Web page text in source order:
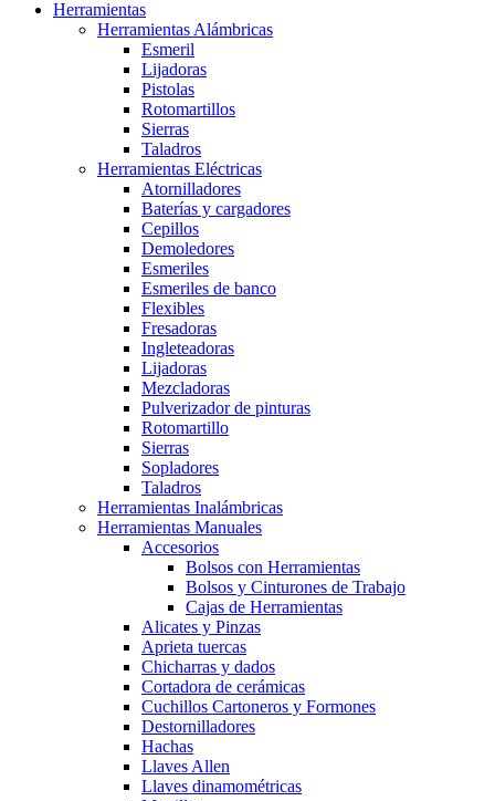
Herramientas
Herramientas Alámbricas
Esmeril
Lijadoras
Pistolas
Rotomartillos
Sierras
Taladros
Herramientas Eléctricas
Atornilladores
Baterías y cargadores
Cepillos
Demoledores
Esmeriles
Esmeriles de banco
Flexibles
Fresadoras
Ingleteadoras
Lijadoras
Mezcladoras
Pulverizador de pinturas
Rotomartillo
Sierras
Sopladores
Taladros
Herramientas Inalámbricas
Herramientas Manuales
Accesorios
Bolsos con Herramientas
Bolsos y Cinturones de Trabajo
Cajas de Herramientas
Alicates y Pinzas
Aprieta tuercas
Chicharras y dados
Cortadora de cerámicas
Cuchillos Cartoneros y Formones
Destornilladores
Hachas
Llaves Allen
Llaves dinamométricas